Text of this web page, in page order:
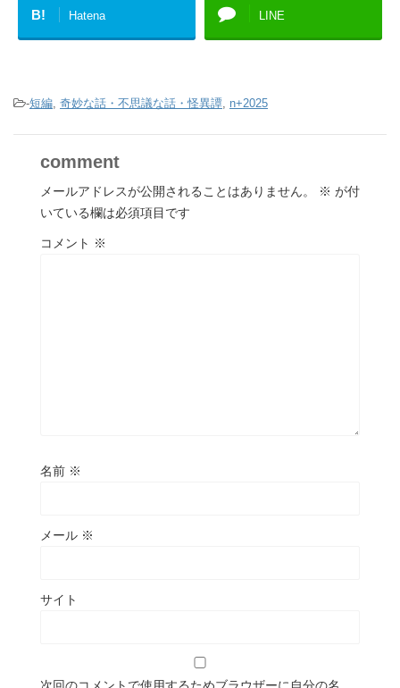
B! Hatena LINE
-短編 奇妙な話・不思議な話・怪異譚 n+2025
comment
メールアドレスが公開されることはありません。 ※ が付
いている欄は必須項目です
コメント ※
名前 ※
メール ※
サイト